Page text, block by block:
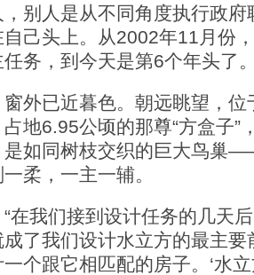
，别人是从不同角度执行政
自己头上。从2002年11月份
任务，到今天是第6个年头了
已近暮色。朝远眺望，位
地6.95公顷的那尊“方盒子”
是如同树枝交织的巨大鸟巢
柔，一主一辅。
我们接到设计任务的几天后
成了我们设计水立方的最主
个跟它相匹配的房子。‘水